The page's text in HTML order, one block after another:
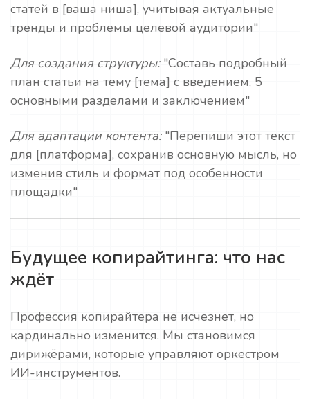
статей в [ваша ниша], учитывая актуальные
тренды и проблемы целевой аудитории"
Для создания структуры:"Составь подробный
план статьи на тему [тема] с введением, 5
основными разделами и заключением"
Для адаптации контента: "Перепиши этот текст
для [платформа], сохранив основную мысль, но
изменив стиль и формат под особенности
площадки"
Будущее копирайтинга: что нас
ждёт
Профессия копирайтера не исчезнет, но
кардинально изменится. Мы становимся
дирижёрами, которые управляют оркестром
ИИ-инструментов.